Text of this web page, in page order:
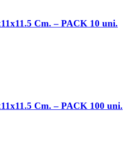
Cm. – PACK 10 uni.
Cm. – PACK 100 uni.